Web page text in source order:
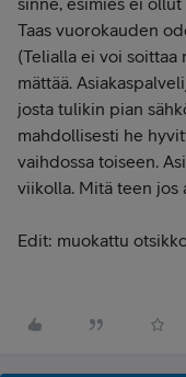
Taas vuorokauden
(Telialla ei voi soittaa
mättää.
josta tulikin pian
mahdollisesti he
vaihdossa toiseen.
viikolla. Mitä teen jos
Edit: muokattu